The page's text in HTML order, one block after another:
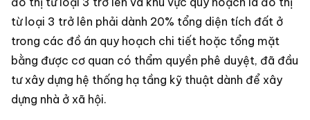
từ loại 3 trở lên phải dành 20% tổng diện tích đất ở
trong các đồ án quy hoạch chi tiết hoặc tổng mặt
bằng được cơ quan có thẩm quyền phê duyệt, đã đầu
tư xây dựng hệ thống hạ tầng kỹ thuật dành để xây
dựng nhà ở xã hội.